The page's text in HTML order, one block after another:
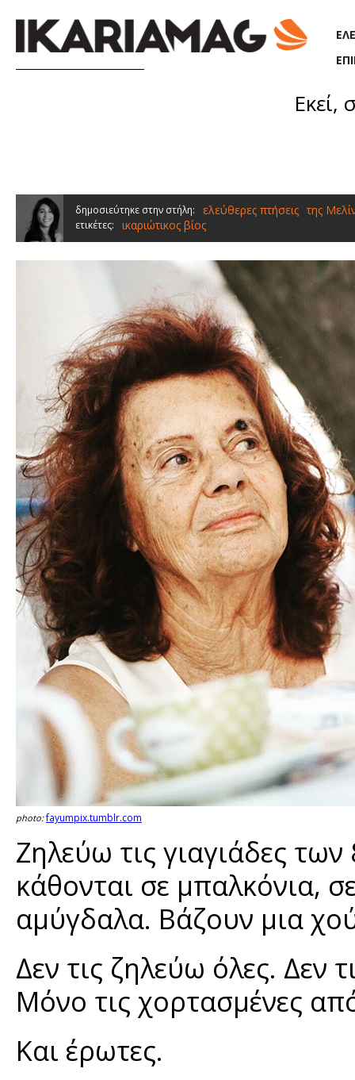
Εκεί,
δημοσιεύτηκε στην στήλη: ελεύθερες πτήσεις της
ετικέτες: ικαριώτικος βίος
photo:fayumpix.tumblr.com
Ζηλεύω τις γιαγιάδες
κάθονται σε μπαλκόνια,
αμύγδαλα. Βάζουν μια
Δεν τις ζηλεύω όλες. Δεν
Μόνο τις χορτασμένες
Και έρωτες.